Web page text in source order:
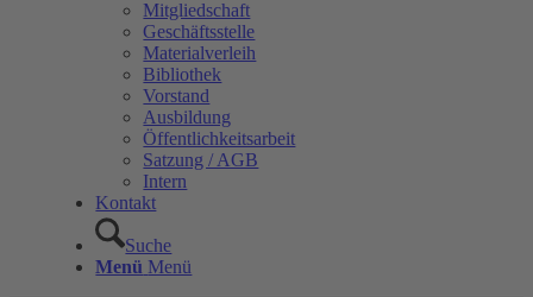
Mitgliedschaft
Geschäftsstelle
Materialverleih
Bibliothek
Vorstand
Ausbildung
Öffentlichkeitsarbeit
Satzung / AGB
Intern
Kontakt
Suche
Menü Menü